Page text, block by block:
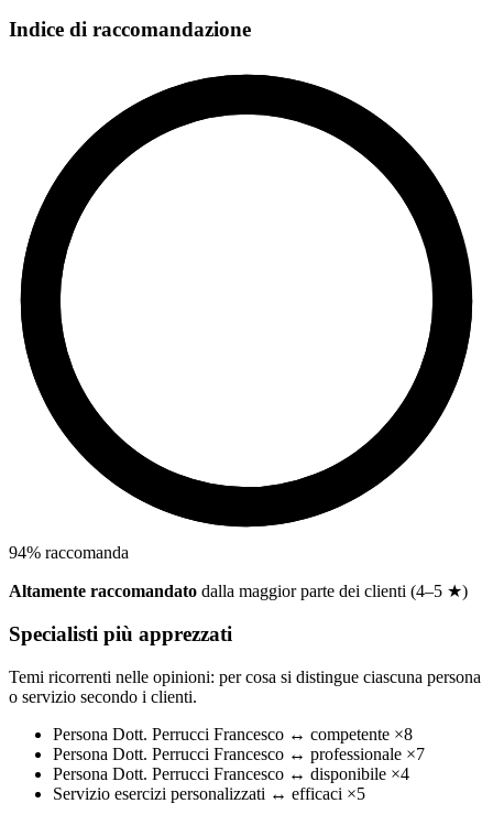
Indice di raccomandazione
94% raccomanda
Altamente raccomandato dalla maggior parte dei clienti (4–5 ★)
Specialisti più apprezzati
Temi ricorrenti nelle opinioni: per cosa si distingue ciascuna persona
o servizio secondo i clienti.
Persona Dott. Perrucci Francesco ↔ competente ×8
Persona Dott. Perrucci Francesco ↔ professionale ×7
Persona Dott. Perrucci Francesco ↔ disponibile ×4
Servizio esercizi personalizzati ↔ efficaci ×5